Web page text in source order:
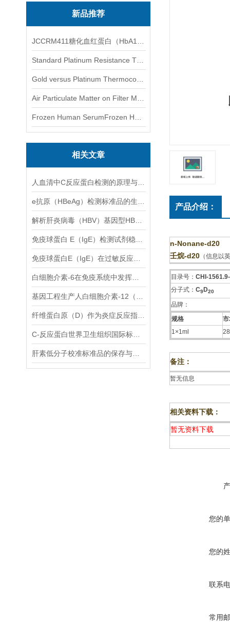
新品推荐
相关文章
产品介绍：
n-Nonane-d20
壬烷-d20 （信息以
目录号： CHI-
分子式： C9D20
品牌：
规格
1×1ml
备注：
暂无信息
相关资料下载：
暂无资料下载
您的
您的
联系
常用